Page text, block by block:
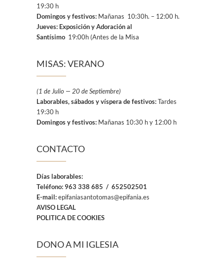
19:30 h
Domingos y festivos: Mañanas 10:30h. – 12:00 h.
Jueves: Exposición y Adoración al
Santísimo 19:00h (Antes de la Misa
MISAS: VERANO
(1 de Julio — 20 de Septiembre)
Laborables, sábados y víspera de festivos:Tardes
19:30 h
Domingos y festivos: Mañanas 10:30 h y 12:00 h
CONTACTO
Días laborables:
Teléfono: 963 338 685 / 652502501
E-mail:epifaniasantotomas@epifania.es
AVISO LEGAL
POLITICA DE COOKIES
DONO A MI IGLESIA